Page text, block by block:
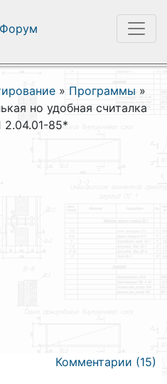
Форум
» Программы »
но удобная считалка
85*
Комментарии (15)